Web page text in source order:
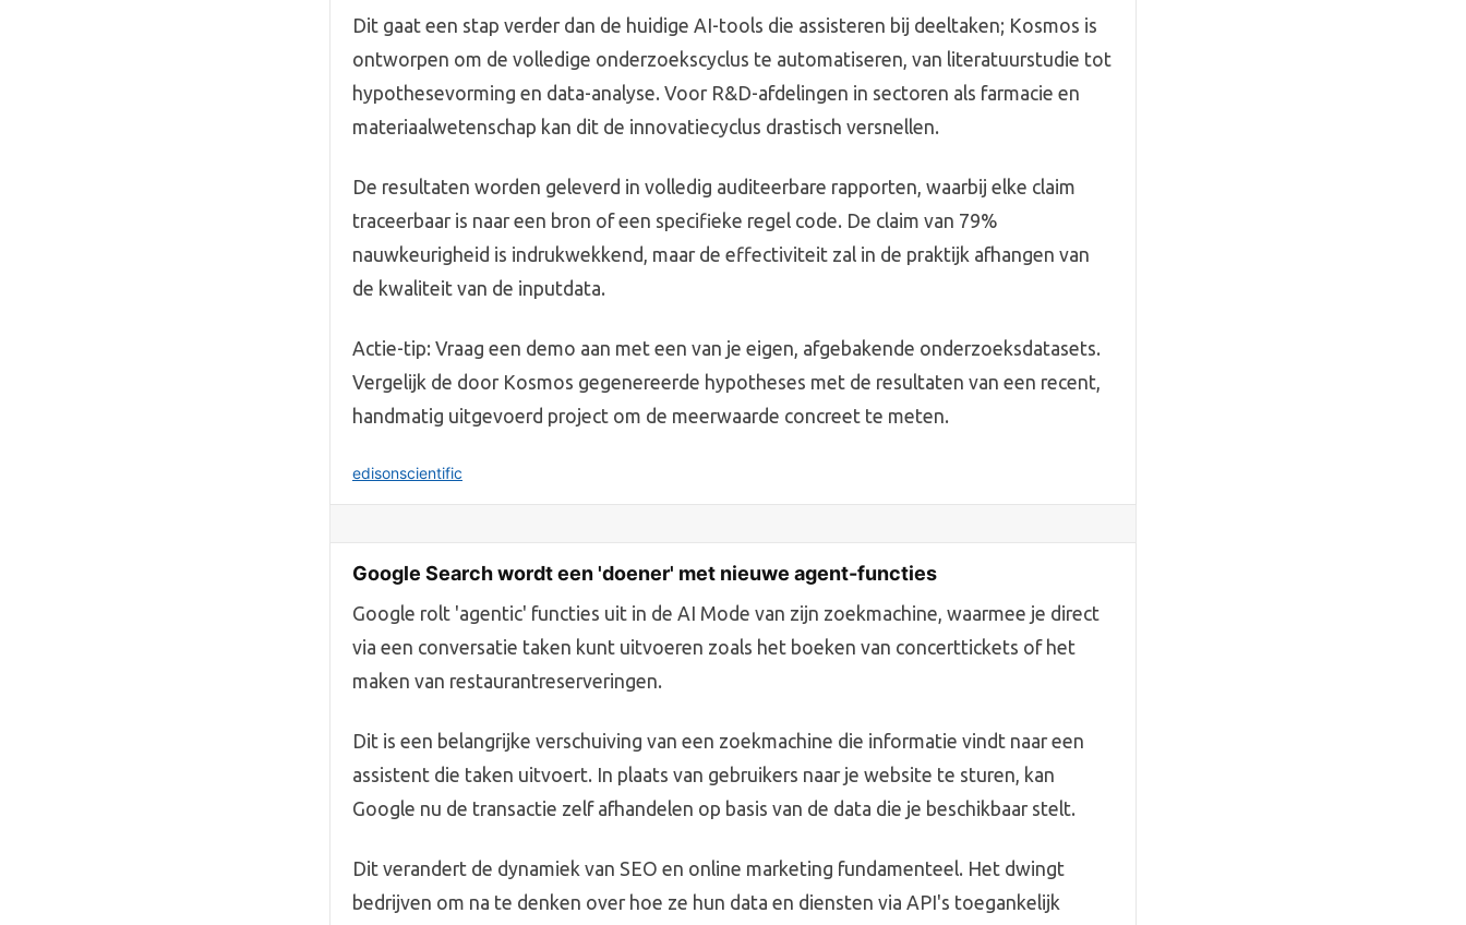
Dit gaat een stap verder dan de huidige AI-tools die assisteren bij deeltaken; Kosmos is
ontworpen om de volledige onderzoekscyclus te automatiseren, van literatuurstudie tot
hypothesevorming en data-analyse. Voor R&D-afdelingen in sectoren als farmacie en
materiaalwetenschap kan dit de innovatiecyclus drastisch versnellen.
De resultaten worden geleverd in volledig auditeerbare rapporten, waarbij elke claim
traceerbaar is naar een bron of een specifieke regel code. De claim van 79%
nauwkeurigheid is indrukwekkend, maar de effectiviteit zal in de praktijk afhangen van
de kwaliteit van de inputdata.
Actie-tip: Vraag een demo aan met een van je eigen, afgebakende onderzoeksdatasets.
Vergelijk de door Kosmos gegenereerde hypotheses met de resultaten van een recent,
handmatig uitgevoerd project om de meerwaarde concreet te meten.
edisonscientific
Google Search wordt een 'doener' met nieuwe agent-functies
Google rolt 'agentic' functies uit in de AI Mode van zijn zoekmachine, waarmee je direct
via een conversatie taken kunt uitvoeren zoals het boeken van concerttickets of het
maken van restaurantreserveringen.
Dit is een belangrijke verschuiving van een zoekmachine die informatie vindt naar een
assistent die taken uitvoert. In plaats van gebruikers naar je website te sturen, kan
Google nu de transactie zelf afhandelen op basis van de data die je beschikbaar stelt.
Dit verandert de dynamiek van SEO en online marketing fundamenteel. Het dwingt
bedrijven om na te denken over hoe ze hun data en diensten via API's toegankelijk